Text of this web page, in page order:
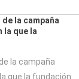
la campaña
la que la
la campaña
que la fundación